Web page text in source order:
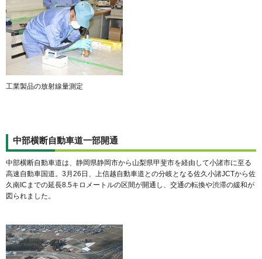
工業製品の放射線量測定
中部横断自動車道一部開通
中部横断自動車道は、静岡県静岡市から山梨県甲斐市を経由して小諸市に至る
高速自動車国道。3月26日、上信越自動車道との分岐となる佐久小諸JCTから佐
久南ICまでの延長8.5キロメートルの区間が開通し、交通の転換や渋滞の緩和が
図られました。